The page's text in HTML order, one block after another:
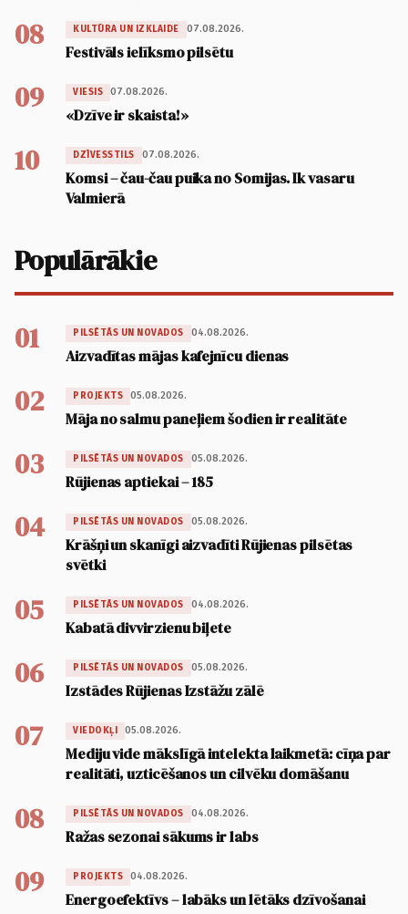
08 KULTŪRA UN IZKLAIDE 07.08.2026.
Festivāls ielīksmo pilsētu
09 VIESIS 07.08.2026.
«Dzīve ir skaista!»
10 DZĪVESSTILS 07.08.2026.
Komsi – čau-čau puika no Somijas. Ik vasaru
Valmierā
Populārākie
01 PILSĒTĀS UN NOVADOS 04.08.2026.
Aizvadītas mājas kafejnīcu dienas
02 PROJEKTS 05.08.2026.
Māja no salmu paneļiem šodien ir realitāte
03 PILSĒTĀS UN NOVADOS 05.08.2026.
Rūjienas aptiekai – 185
04 PILSĒTĀS UN NOVADOS 05.08.2026.
Krāšņi un skanīgi aizvadīti Rūjienas pilsētas
svētki
05 PILSĒTĀS UN NOVADOS 04.08.2026.
Kabatā divvirzienu biļete
06 PILSĒTĀS UN NOVADOS 05.08.2026.
Izstādes Rūjienas Izstāžu zālē
07 VIEDOKĻI 05.08.2026.
Mediju vide mākslīgā intelekta laikmetā: cīņa par
realitāti, uzticēšanos un cilvēku domāšanu
08 PILSĒTĀS UN NOVADOS 04.08.2026.
Ražas sezonai sākums ir labs
09 PROJEKTS 04.08.2026.
Energoefektīvs – labāks un lētāks dzīvošanai